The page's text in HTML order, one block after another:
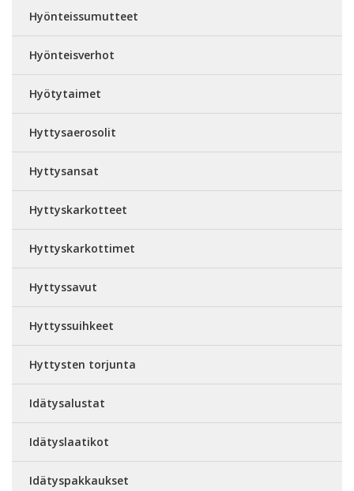
Hyönteissumutteet
Hyönteisverhot
Hyötytaimet
Hyttysaerosolit
Hyttysansat
Hyttyskarkotteet
Hyttyskarkottimet
Hyttyssavut
Hyttyssuihkeet
Hyttysten torjunta
Idätysalustat
Idätyslaatikot
Idätyspakkaukset